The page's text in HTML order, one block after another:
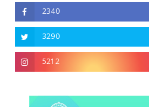
2340
3290
5212